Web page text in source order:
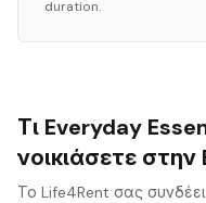
duration.
Τι Everyday
νοικιάσετε
Το Life4Rent σας